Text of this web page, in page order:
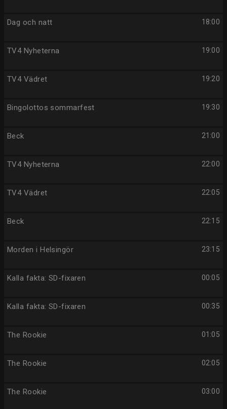
18:00
Dag och natt
19:00
TV4 Nyheterna
19:20
TV4 Vädret
19:30
Bingolottos sommarfest
21:00
Beck
22:00
TV4 Nyheterna
22:05
TV4 Vädret
22:15
Beck
23:15
Morden i Helsingör
00:05
Kalla fakta: SD-fixaren
00:35
Kalla fakta: SD-fixaren
01:05
The Rookie
02:05
The Rookie
03:00
The Rookie